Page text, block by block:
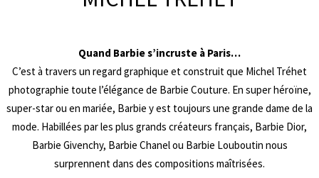
Quand Barbie s’incruste à Paris…
C’est à travers un regard graphique et construit que Michel Tréhet
photographie toute l’élégance de Barbie Couture. En super héroïne,
super-star ou en mariée, Barbie y est toujours une grande dame de la
mode. Habillées par les plus grands créateurs français, Barbie Dior,
Barbie Givenchy, Barbie Chanel ou Barbie Louboutin nous
surprennent dans des compositions maîtrisées.